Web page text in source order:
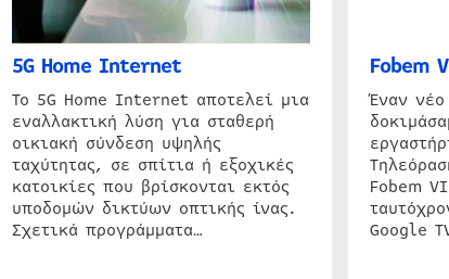
5G Home Internet
Το 5G Home Internet αποτελεί μια
εναλλακτική λύση για σταθερή
οικιακή σύνδεση υψηλής
ταχύτητας, σε σπίτια ή εξοχικές
κατοικίες που βρίσκονται εκτός
υποδομών δικτύων οπτικής ίνας.
Σχετικά προγράμματα…
Fobem
Έναν
Fobem
Google